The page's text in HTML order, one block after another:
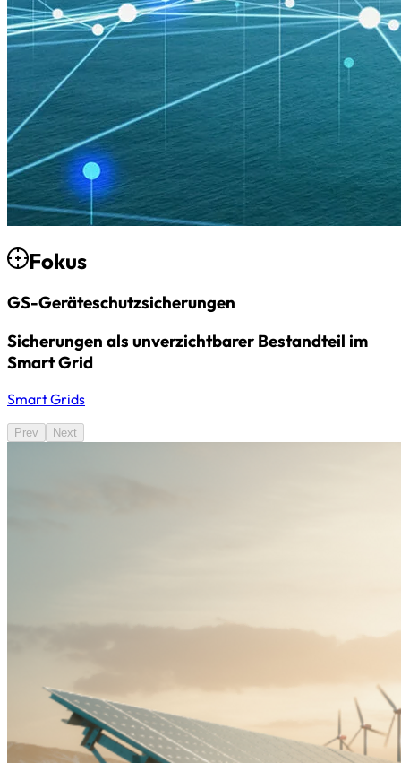
Fokus
GS-Geräteschutz­sicherungen
Sicherungen als unverzichtbarer Bestandteil im
Smart Grid
Smart Grids
Prev Next